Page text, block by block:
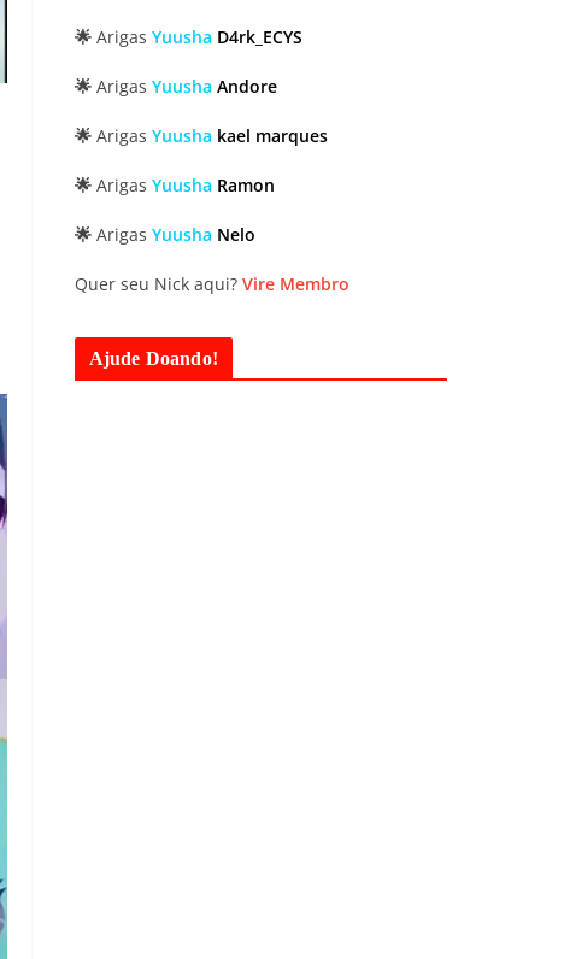
🌟 Arigas Yuusha D4rk_ECYS
🌟 Arigas Yuusha Andore
🌟 Arigas Yuusha kael marques
🌟 Arigas Yuusha Ramon
🌟 Arigas Yuusha Nelo
Quer seu Nick aqui? Vire Membro
Ajude Doando!